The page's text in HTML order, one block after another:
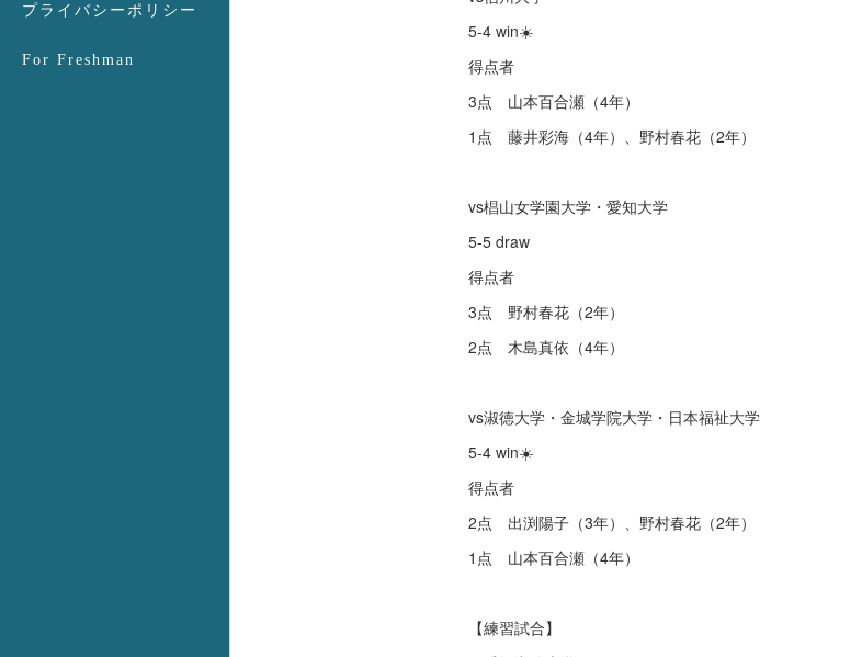
プライバシーポリシー
For Freshman
5-4 win☀️
得点者
3点 山本百合瀬（4年）
1点 藤井彩海（4年）、野村春花（2年）
vs椙山女学園大学・愛知大学
5-5 draw
得点者
3点 野村春花（2年）
2点 木島真依（4年）
vs淑徳大学・金城学院大学・日本福祉大学
5-4 win☀️
得点者
2点 出渕陽子（3年）、野村春花（2年）
1点 山本百合瀬（4年）
【練習試合】